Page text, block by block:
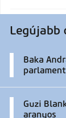
Legújabb
Baka
Guzi
aranyos